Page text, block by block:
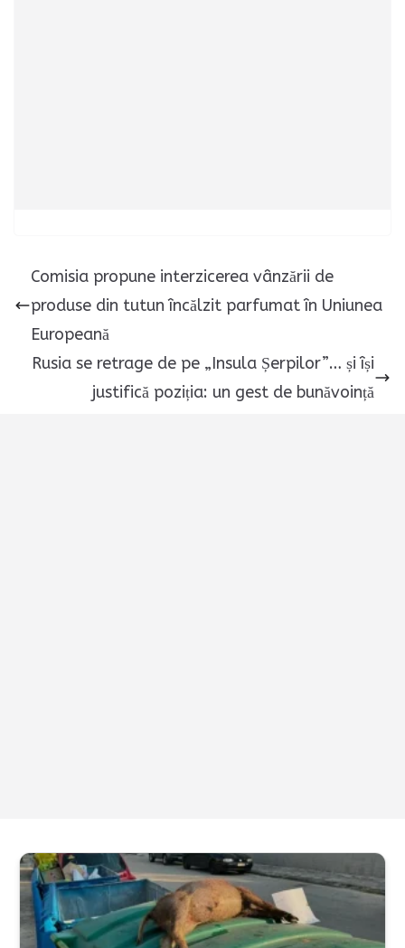
Comisia propune interzicerea vânzării de
produse din tutun încălzit parfumat în Uniunea
Europeană
Rusia se retrage de pe „Insula Șerpilor”… și își
justifică poziția: un gest de bunăvoință